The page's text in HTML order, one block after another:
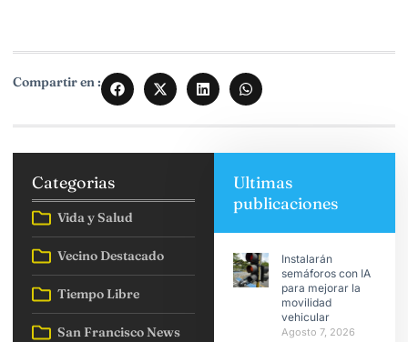
Compartir en :
Categorias
Vida y Salud
Vecino Destacado
Tiempo Libre
San Francisco News
Ultimas
publicaciones
Instalarán
semáforos con IA
para mejorar la
movilidad
vehicular
Agosto 7, 2026